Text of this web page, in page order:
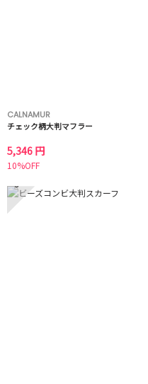
CALNAMUR
チェック柄大判マフラー
5,346 円
10%OFF
3